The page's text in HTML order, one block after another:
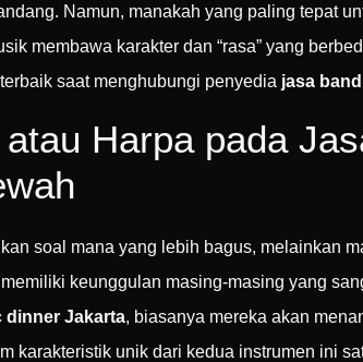
Namun, manakah yang paling tepat
membawa karakter dan “rasa” yang
saat menghubungi penyedia jasa
Harpa pada
soal mana yang lebih bagus, melainkan
keunggulan masing-masing yang
dinner Jakarta, biasanya mereka akan
karakteristik unik dari kedua instrumen ini